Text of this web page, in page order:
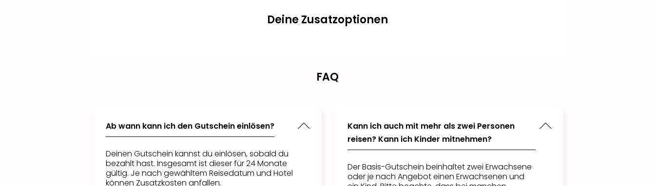
Deine Zusatzoptionen
FAQ
Ab wann kann ich den Gutschein einlösen?
Deinen Gutschein kannst du einlösen, sobald du
bezahlt hast. Insgesamt ist dieser für 24 Monate
gültig. Je nach gewähltem Reisedatum und Hotel
können Zusatzkosten anfallen.
Kann ich auch mit mehr als zwei Personen
reisen? Kann ich Kinder mitnehmen?
Der Basis-Gutschein beinhaltet zwei Erwachsene
oder je nach Angebot einen Erwachsenen und